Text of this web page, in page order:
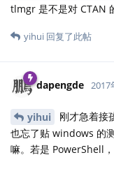
tlmgr 是不是对 CTAN
yihui 回复了此帖
dapengde 2017
yihui
刚才急着接
也忘了贴 windows 的
嘛。若是 PowerShell，